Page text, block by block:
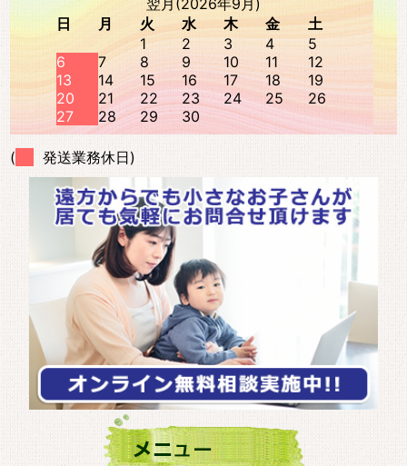
翌月(2026年9月)
日
月 火 水 木 金
土
1
2 3 4
5
6
7 8 9 10 11
12
13
14 15 16 17 18
19
20
21 22 23 24 25
26
27
28 29 30
( 発送業務休日)